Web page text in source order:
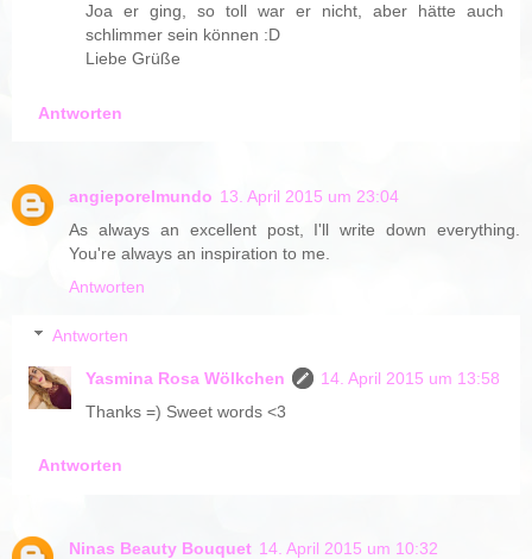
Joa er ging, so toll war er nicht, aber hätte auch
schlimmer sein können :D
Liebe Grüße
Antworten
angieporelmundo 13. April 2015 um 23:04
As always an excellent post, I'll write down everything.
You're always an inspiration to me.
Antworten
Antworten
Yasmina Rosa Wölkchen
14. April 2015 um 13:58
Thanks =) Sweet words <3
Antworten
Ninas Beauty Bouquet 14. April 2015 um 10:32